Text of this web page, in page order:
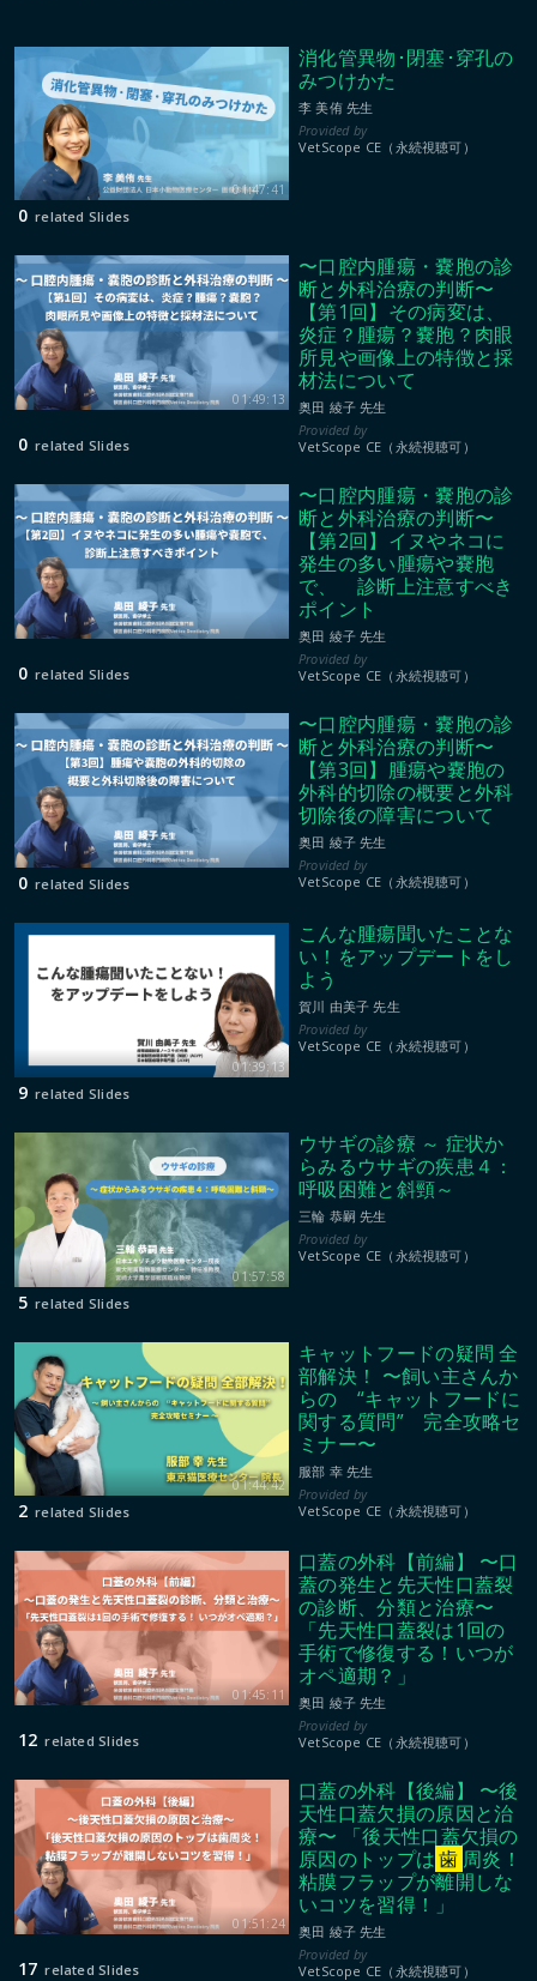
01:47:41
消化管異物･閉塞･穿孔の
みつけかた
李 美侑 先生
VetScope CE（永続視聴可）
0 related Slides
01:49:13
〜口腔内腫瘍・嚢胞の診
断と外科治療の判断〜
【第1回】その病変は、
炎症？腫瘍？嚢胞？肉眼
所見や画像上の特徴と採
材法について
奥田 綾子 先生
VetScope CE（永続視聴可）
0 related Slides
〜口腔内腫瘍・嚢胞の診
断と外科治療の判断〜
【第2回】イヌやネコに
発生の多い腫瘍や嚢胞
で、 診断上注意すべき
ポイント
奥田 綾子 先生
VetScope CE（永続視聴可）
0 related Slides
〜口腔内腫瘍・嚢胞の診
断と外科治療の判断〜
【第3回】腫瘍や嚢胞の
外科的切除の概要と外科
切除後の障害について
奥田 綾子 先生
VetScope CE（永続視聴可）
0 related Slides
01:39:13
こんな腫瘍聞いたことな
い！をアップデートをし
よう
賀川 由美子 先生
VetScope CE（永続視聴可）
9 related Slides
01:57:58
ウサギの診療 ～ 症状か
らみるウサギの疾患４：
呼吸困難と斜頸～
三輪 恭嗣 先生
VetScope CE（永続視聴可）
5 related Slides
01:44:42
キャットフードの疑問 全
部解決！ 〜飼い主さんか
らの “キャットフードに
関する質問” 完全攻略セ
ミナー〜
服部 幸 先生
VetScope CE（永続視聴可）
2 related Slides
01:45:11
口蓋の外科【前編】 〜口
蓋の発生と先天性口蓋裂
の診断、分類と治療〜
「先天性口蓋裂は1回の
手術で修復する！いつが
オペ適期？」
奥田 綾子 先生
VetScope CE（永続視聴可）
12 related Slides
01:51:24
口蓋の外科【後編】 〜後
天性口蓋欠損の原因と治
療〜 「後天性口蓋欠損の
原因のトップは歯 周炎！
粘膜フラップが離開しな
いコツを習得！」
奥田 綾子 先生
VetScope CE（永続視聴可）
17 related Slides